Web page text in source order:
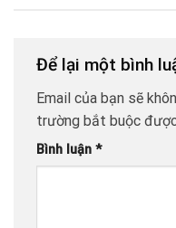
Để lại một bình
Email của bạn sẽ
trường bắt buộc
Bình luận *